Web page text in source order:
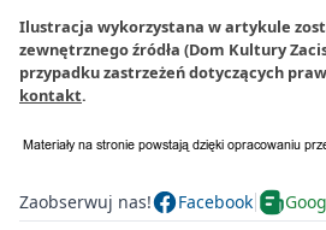
Ilustracja wykorzystana w artykule
zewnętrznego źródła (Dom Kultury
przypadku zastrzeżeń dotyczących
kontakt.
Zaobserwuj nas! Facebook